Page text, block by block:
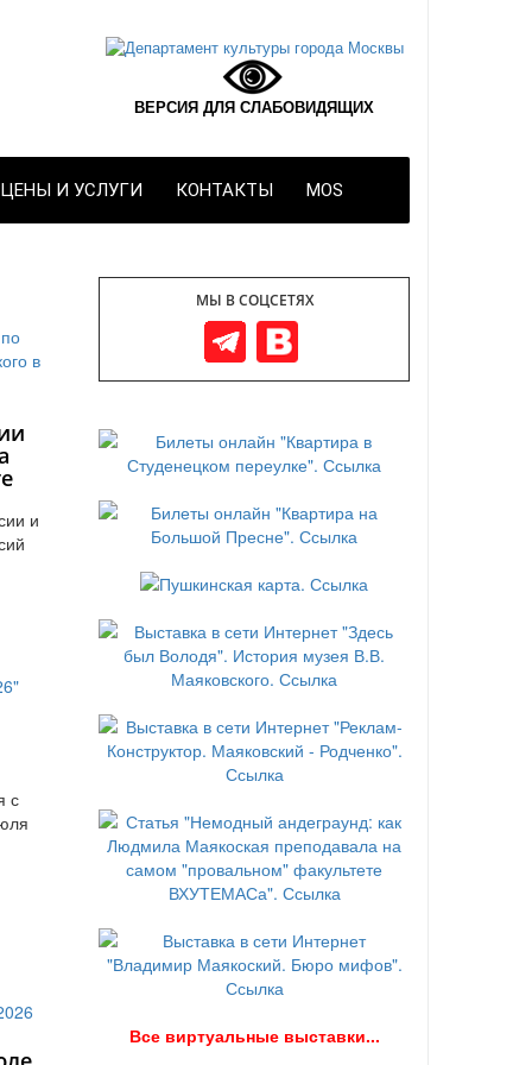
ВЕРСИЯ ДЛЯ СЛАБОВИДЯЩИХ
ЦЕНЫ И УСЛУГИ КОНТАКТЫ MOS
и
с
МЫ В СОЦСЕТЯХ
Все виртуальные выставки...